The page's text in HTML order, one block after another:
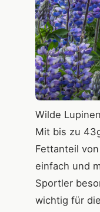
Wilde
Mit bis zu
Fettanteil
einfach und
Sportler
wichtig für